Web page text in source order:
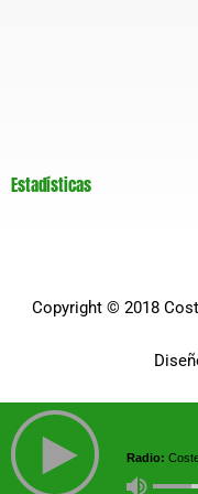
Estadísticas
Copyright © 2018
Radio: